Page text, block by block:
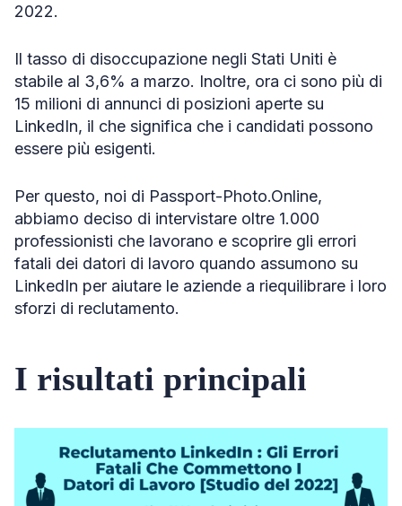
2022.
Il tasso di disoccupazione negli Stati Uniti è
stabile al 3,6% a marzo. Inoltre, ora ci sono più di
15 milioni di annunci di posizioni aperte su
LinkedIn, il che significa che i candidati possono
essere più esigenti.
Per questo, noi di Passport-Photo.Online,
abbiamo deciso di intervistare oltre 1.000
professionisti che lavorano e scoprire gli errori
fatali dei datori di lavoro quando assumono su
LinkedIn per aiutare le aziende a riequilibrare i loro
sforzi di reclutamento.
I risultati principali